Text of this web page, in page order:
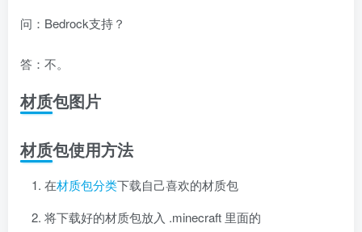
问：Bedrock支持？
答：不。
材质包图片
材质包使用方法
在材质包分类下载自己喜欢的材质包
将下载好的材质包放入 .minecraft 里面的